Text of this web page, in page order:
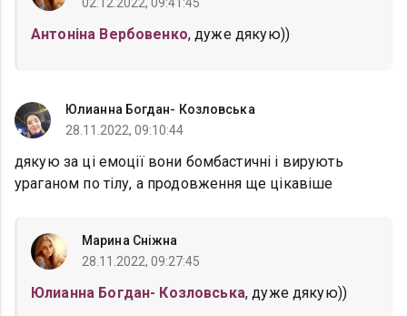
Антоніна Вербовенко, дуже дякую))
Юлианна Богдан- Козловська
28.11.2022, 09:10:44
дякую за ці емоції вони бомбастичні і вирують
ураганом по тілу, а продовження ще цікавіше
Марина Сніжна
28.11.2022, 09:27:45
Юлианна Богдан- Козловська, дуже дякую))